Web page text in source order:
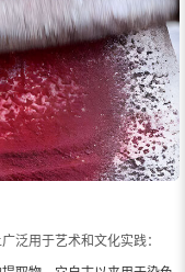
泛用于艺术和文化实践：